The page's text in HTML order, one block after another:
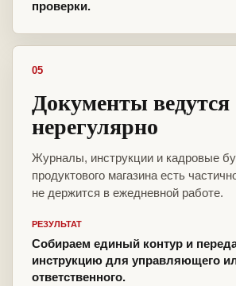
проверки.
05
Документы ведутся
нерегулярно
Журналы, инструкции и кадровые
продуктового магазина есть
не держится в ежедневной работе.
РЕЗУЛЬТАТ
Собираем единый контур и
инструкцию для управляющего
ответственного.